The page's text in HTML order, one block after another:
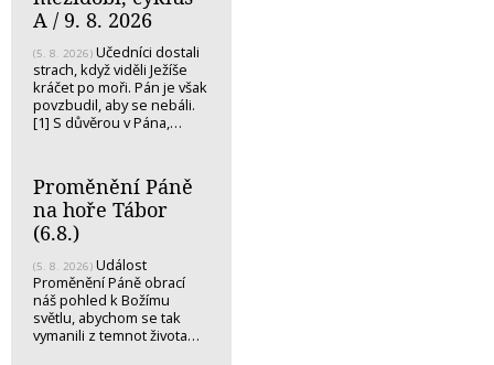
A / 9. 8. 2026
(5. 8. 2026) Učedníci dostali
strach, když viděli Ježíše
kráčet po moři. Pán je však
povzbudil, aby se nebáli.
[1] S důvěrou v Pána,…
Proměnění Páně
na hoře Tábor
(6.8.)
(5. 8. 2026) Událost
Proměnění Páně obrací
náš pohled k Božímu
světlu, abychom se tak
vymanili z temnot života…